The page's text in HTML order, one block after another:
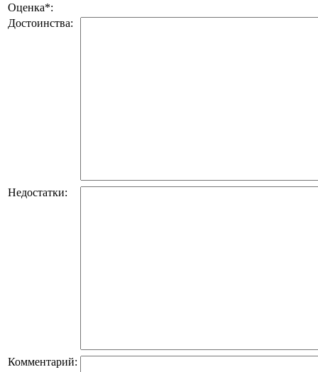
Оценка*:
Достоинства:
Недостатки:
Комментарий: